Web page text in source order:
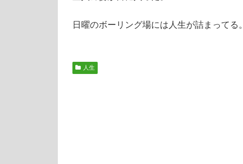
日曜のボーリング場には人生が詰まってる。
人生